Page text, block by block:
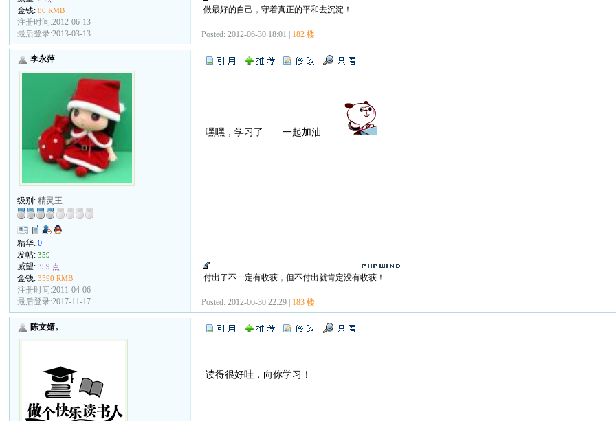
金钱:80 RMB
注册时间:2012-06-13
最后登录:2013-03-13
做最好的自己，守着真正的平和去沉淀！
Posted: 2012-06-30 18:01 | 182 楼
李永萍
级别:精灵王
精华:0
发帖:359
威望:359 点
金钱:3590 RMB
注册时间:2011-04-06
最后登录:2017-11-17
嘿嘿，学习了……一起加油……
付出了不一定有收获，但不付出就肯定没有收获！
Posted: 2012-06-30 22:29 | 183 楼
陈文婧。
读得很好哇，向你学习！